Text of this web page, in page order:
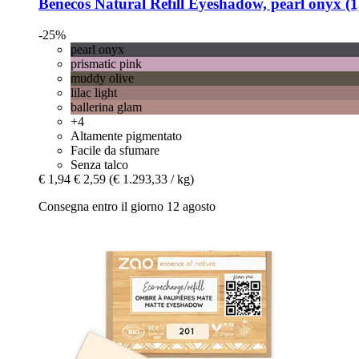
Benecos Natural Refill Eyeshadow, pearl onyx
-25%
pearl onyx
prismatic pink
muddy olive
lilac light
ballerina glam
+4
Altamente pigmentato
Facile da sfumare
Senza talco
€ 1,94 € 2,59 (€ 1.293,33 / kg)
Consegna entro il giorno 12 agosto